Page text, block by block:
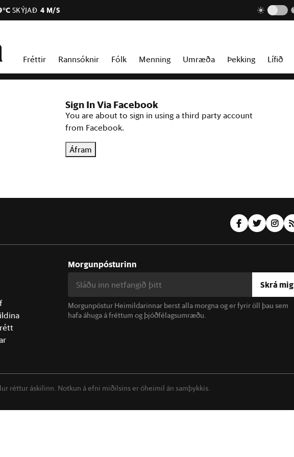
SKÝJAÐ 4 M/S
Fréttir Rannsóknir Fólk Menning Umræða Þekking Lífið
Sign In Via Facebook
You are about to sign in using a third party account
from Facebook.
Áfram
Morgunpósturinn
Skrá mig
Morgunpóstur Heimildarinnar berst alla morgna og er fyrir öll þau sem
hafa áhuga á fréttum og þjóðfélagsumræðu.
réttur áskilinn. Notkun á efni miðilsins er óheimil án samþykkis.